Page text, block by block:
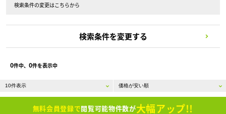
検索条件の変更はこちらから
検索条件を変更する
0件中、 0件を表示中
無料会員登録で閲覧可能物件数が大幅アップ!!